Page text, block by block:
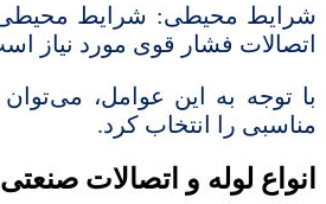
شرایط محیطی: شرایط محیطی
اتصالات فشار قوی مورد نیاز
با توجه به این عوامل،
مناسبی را انتخاب کرد.
انواع لوله و اتصالات